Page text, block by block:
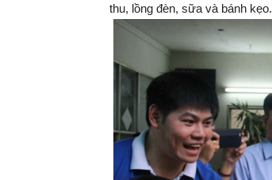
thu, lồng đèn, sữa và bánh kẹo.